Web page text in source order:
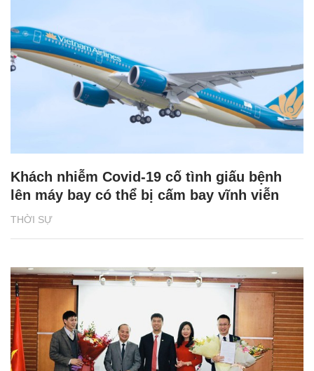
THỜI SỰ
Khách nhiễm Covid-19 cố tình giấu bệnh
lên máy bay có thể bị cấm bay vĩnh viễn